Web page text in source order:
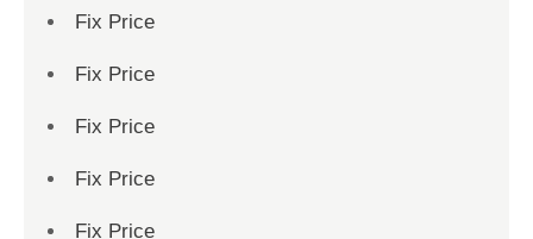
Fix Price
Fix Price
Fix Price
Fix Price
Fix Price